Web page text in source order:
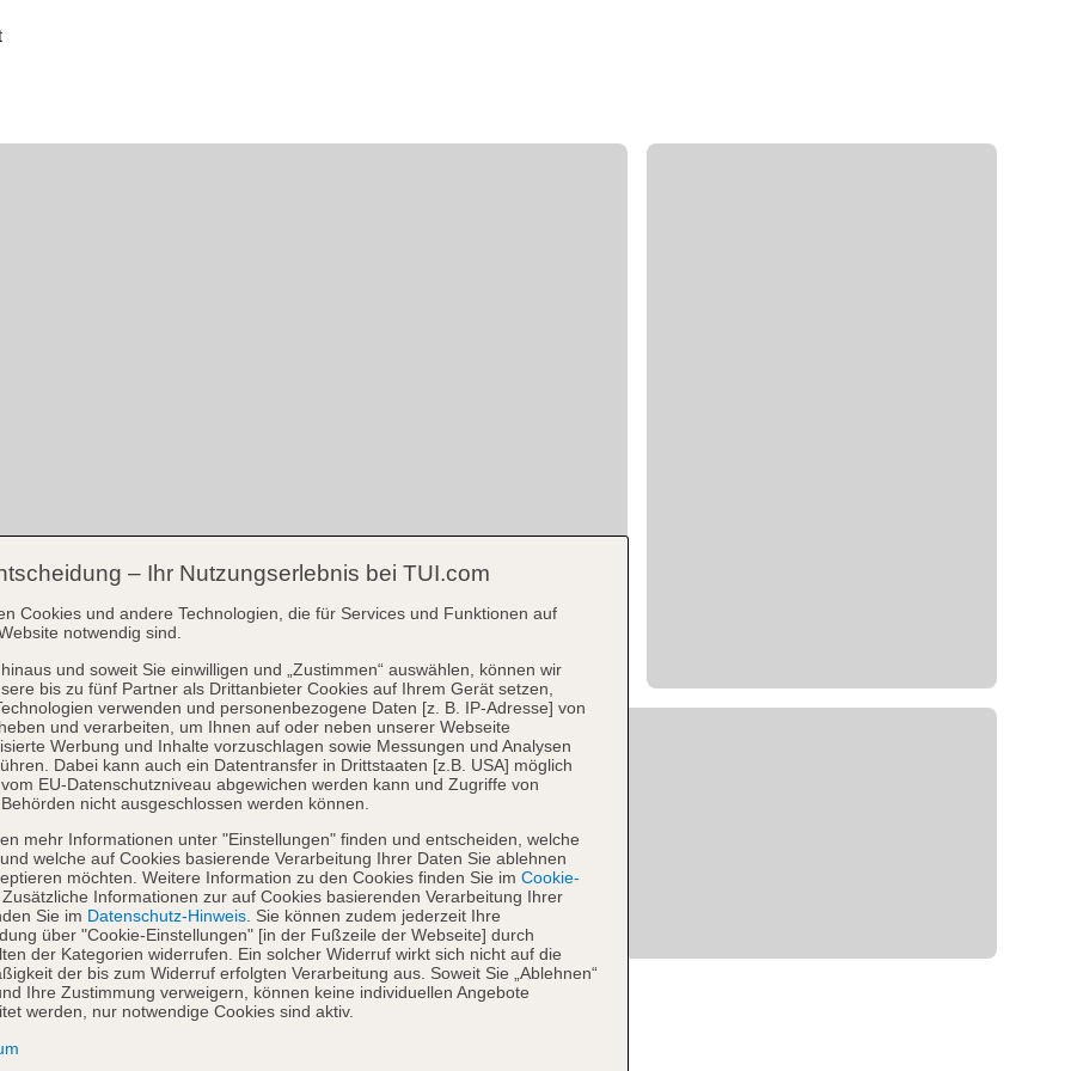
– Ihr Nutzungserlebnis bei TUI.com
Cookies und andere Technologien, die für Services und Funktionen auf
notwendig sind.
und soweit Sie einwilligen und „Zustimmen“ auswählen, können wir
bis zu fünf Partner als Drittanbieter Cookies auf Ihrem Gerät setzen,
verwenden und personenbezogene Daten [z. B. IP-Adresse] von
und verarbeiten, um Ihnen auf oder neben unserer Webseite
Werbung und Inhalte vorzuschlagen sowie Messungen und Analysen
Dabei kann auch ein Datentransfer in Drittstaaten [z.B. USA] möglich
EU-Datenschutzniveau abgewichen werden kann und Zugriffe von
nicht ausgeschlossen werden können.
mehr Informationen unter "Einstellungen" finden und entscheiden, welche
welche auf Cookies basierende Verarbeitung Ihrer Daten Sie ablehnen
möchten. Weitere Information zu den Cookies finden Sie im Cookie-
Informationen zur auf Cookies basierenden Verarbeitung Ihrer
Sie im Datenschutz-Hinweis . Sie können zudem jederzeit Ihre
über "Cookie-Einstellungen" [in der Fußzeile der Webseite] durch
der Kategorien widerrufen. Ein solcher Widerruf wirkt sich nicht auf die
der bis zum Widerruf erfolgten Verarbeitung aus. Soweit Sie „Ablehnen“
Ihre Zustimmung verweigern, können keine individuellen Angebote
werden, nur notwendige Cookies sind aktiv.